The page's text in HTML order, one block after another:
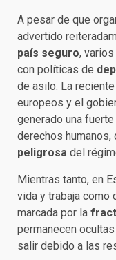
A pesar de que
advertido
país seguro,
con políticas de
de asilo. La
europeos y el
generado una
derechos humanos,
peligrosa del
Mientras tanto, en
vida y trabaja como
marcada por la
permanecen
salir debido a las